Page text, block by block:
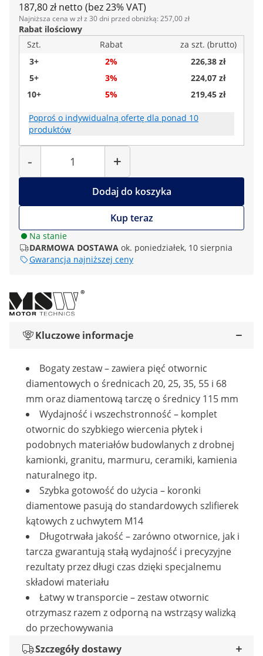
187,80 zł netto (bez 23% VAT)
Najniższa cena w zł z 30 dni przed obniżką: 257,00 zł
Rabat ilościowy
Szt.
Rabat
za szt. (brutto)
3+
2%
226,38 zł
5+
3%
224,07 zł
10+
5% 219,45 zł
Poproś o indywidualną ofertę dla ponad 10
produktów
-
Liczba
+
Dodaj do koszyka
Kup teraz
Na stanie
DARMOWA DOSTAWA ok. poniedziałek, 10 sierpnia
Gwarancja najniższej ceny
Kluczowe informacje
Bogaty zestaw – zawiera pięć otwornic
diamentowych o średnicach 20, 25, 35, 55 i 68
mm oraz diamentową tarczę o średnicy 115 mm
Wydajność i wszechstronność – komplet
otwornic do szybkiego wiercenia płytek i
podobnych materiałów budowlanych z drobnej
kamionki, granitu, marmuru, ceramiki, kamienia
naturalnego itp.
Szybka gotowość do użycia – koronki
diamentowe pasują do standardowych szlifierek
kątowych z uchwytem M14
Długotrwała jakość – zarówno otwornice, jak i
tarcza gwarantują stałą wydajność i precyzyjne
rezultaty przez długi czas dzięki specjalnemu
składowi materiału
Łatwy w transporcie – zestaw otwornic
otrzymasz razem z odporną na wstrząsy walizką
do przechowywania
Szczegóły dostawy